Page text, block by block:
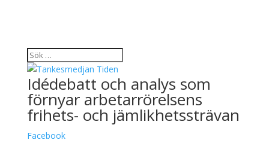
Idédebatt och analys som
förnyar arbetarrörelsens
frihets- och jämlikhetssträvan
Facebook